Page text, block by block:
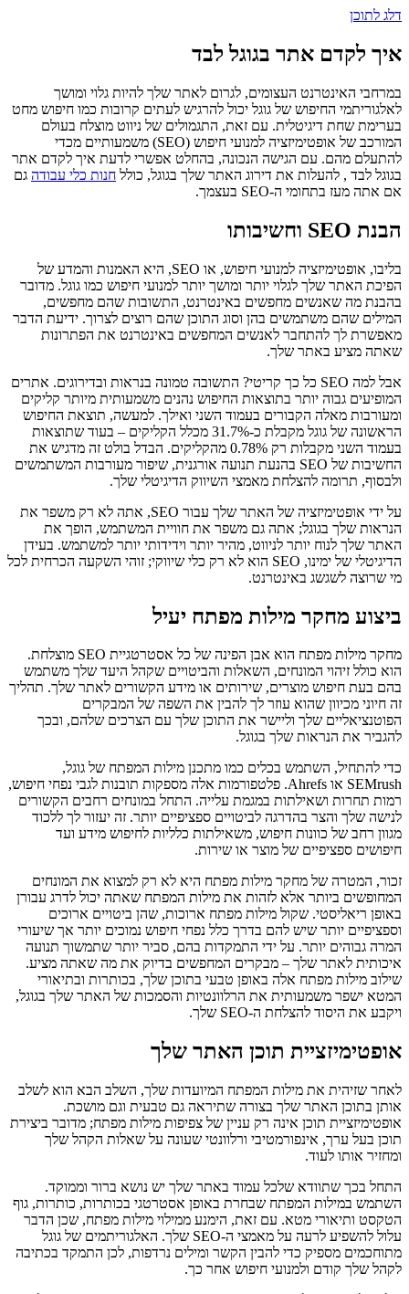
דלג לתוכן
איך לקדם אתר בגוגל לבד
במרחבי האינטרנט העצומים, לגרום לאתר שלך להיות גלוי ומושך
לאלגוריתמי החיפוש של גוגל יכול להרגיש לעתים קרובות כמו חיפוש מחט
בערימת שחת דיגיטלית. עם זאת, התגמולים של ניווט מוצלח בעולם
המורכב של אופטימיזציה למנועי חיפוש (SEO) משמעותיים מכדי
להתעלם מהם. עם הגישה הנכונה, בהחלט אפשרי לדעת איך לקדם אתר
בגוגל לבד , להעלות את דירוג האתר שלך בגוגל, כולל חנות כלי עבודה גם
אם אתה מעז בתחומי ה-SEO בעצמך.
הבנת SEO וחשיבותו
בליבו, אופטימיזציה למנועי חיפוש, או SEO, היא האמנות והמדע של
הפיכת האתר שלך לגלוי יותר ומושך יותר למנועי חיפוש כמו גוגל. מדובר
בהבנת מה שאנשים מחפשים באינטרנט, התשובות שהם מחפשים,
המילים שהם משתמשים בהן וסוג התוכן שהם רוצים לצרוך. ידיעת הדבר
מאפשרת לך להתחבר לאנשים המחפשים באינטרנט את הפתרונות
שאתה מציע באתר שלך.
אבל למה SEO כל כך קריטי? התשובה טמונה בנראות ובדירוגים. אתרים
המופיעים גבוה יותר בתוצאות החיפוש נהנים משמעותית מיותר קליקים
ומעורבות מאלה הקבורים בעמוד השני ואילך. למעשה, תוצאת החיפוש
הראשונה של גוגל מקבלת כ-31.7% מכלל הקליקים – בעוד שתוצאות
בעמוד השני מקבלות רק 0.78% מהקליקים. הבדל בולט זה מדגיש את
החשיבות של SEO בהנעת תנועה אורגנית, שיפור מעורבות המשתמשים
ולבסוף, תרומה להצלחת מאמצי השיווק הדיגיטלי שלך.
על ידי אופטימיזציה של האתר שלך עבור SEO, אתה לא רק משפר את
הנראות שלך בגוגל; אתה גם משפר את חוויית המשתמש, הופך את
האתר שלך לנוח יותר לניווט, מהיר יותר וידידותי יותר למשתמש. בעידן
הדיגיטלי של ימינו, SEO הוא לא רק כלי שיווקי; זוהי השקעה הכרחית לכל
מי שרוצה לשגשג באינטרנט.
ביצוע מחקר מילות מפתח יעיל
מחקר מילות מפתח הוא אבן הפינה של כל אסטרטגיית SEO מוצלחת.
הוא כולל זיהוי המונחים, השאלות והביטויים שקהל היעד שלך משתמש
בהם בעת חיפוש מוצרים, שירותים או מידע הקשורים לאתר שלך. תהליך
זה חיוני מכיוון שהוא עוזר לך להבין את השפה של המבקרים
הפוטנציאליים שלך וליישר את התוכן שלך עם הצרכים שלהם, ובכך
להגביר את הנראות שלך בגוגל.
כדי להתחיל, השתמש בכלים כמו מתכנן מילות המפתח של גוגל,
SEMrush או Ahrefs. פלטפורמות אלה מספקות תובנות לגבי נפחי חיפוש,
רמות תחרות ושאילתות במגמת עלייה. התחל במונחים רחבים הקשורים
לנישה שלך והצר בהדרגה לביטויים ספציפיים יותר. זה יעזור לך ללכוד
מגוון רחב של כוונות חיפוש, משאילתות כלליות לחיפוש מידע ועד
חיפושים ספציפיים של מוצר או שירות.
זכור, המטרה של מחקר מילות מפתח היא לא רק למצוא את המונחים
המחופשים ביותר אלא לזהות את מילות המפתח שאתה יכול לדרג עבורן
באופן ריאליסטי. שקול מילות מפתח ארוכות, שהן ביטויים ארוכים
וספציפיים יותר שיש להם בדרך כלל נפחי חיפוש נמוכים יותר אך שיעורי
המרה גבוהים יותר. על ידי התמקדות בהם, סביר יותר שתמשוך תנועה
איכותית לאתר שלך – מבקרים המחפשים בדיוק את מה שאתה מציע.
שילוב מילות מפתח אלה באופן טבעי בתוכן שלך, בכותרות ובתיאורי
המטא ישפר משמעותית את הרלוונטיות והסמכות של האתר שלך בגוגל,
ויקבע את היסוד להצלחת ה-SEO שלך.
אופטימיזציית תוכן האתר שלך
לאחר שזיהית את מילות המפתח המיועדות שלך, השלב הבא הוא לשלב
אותן בתוכן האתר שלך בצורה שתיראה גם טבעית וגם מושכת.
אופטימיזציית תוכן אינה רק עניין של צפיפות מילות מפתח; מדובר ביצירת
תוכן בעל ערך, אינפורמטיבי ורלוונטי שעונה על שאלות הקהל שלך
ומחזיר אותו לעוד.
התחל בכך שתוודא שלכל עמוד באתר שלך יש נושא ברור וממוקד.
השתמש במילות המפתח שבחרת באופן אסטרטגי בכותרות, כותרות, גוף
הטקסט ותיאורי מטא. עם זאת, הימנע ממילוי מילות מפתח, שכן הדבר
עלול להשפיע לרעה על מאמצי ה-SEO שלך. האלגוריתמים של גוגל
מתוחכמים מספיק כדי להבין הקשר ומילים נרדפות, לכן התמקד בכתיבה
לקהל שלך קודם ולמנועי חיפוש אחר כך.